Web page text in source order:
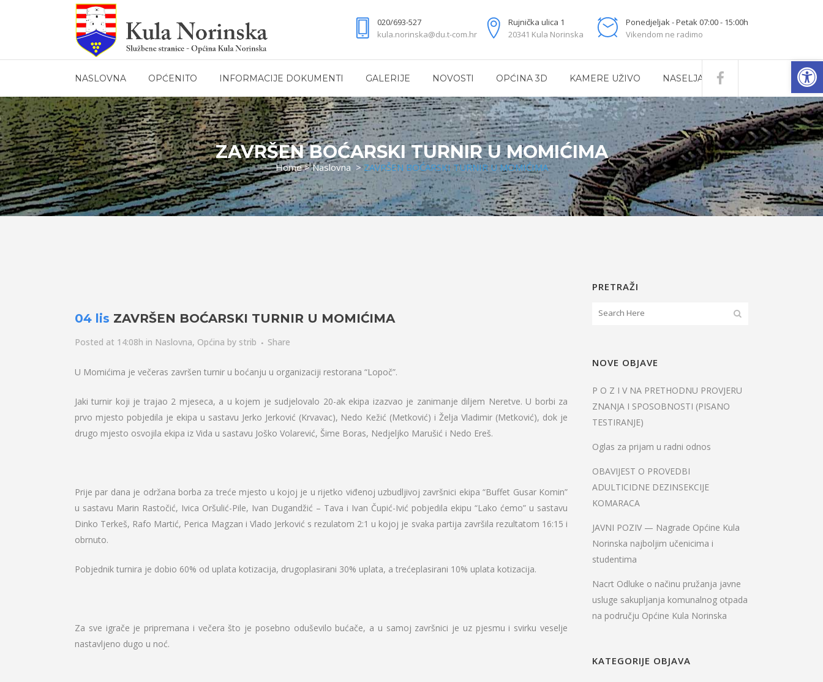
020/693-527
kula.norinska@du.t-com.hr
Rujnička ulica 1
20341 Kula Norinska
Ponedjeljak - Petak 07:00 - 15:00h
Vikendom ne radimo
NASLOVNA OPĆENITO INFORMACIJE DOKUMENTI GALERIJE NOVOSTI OPĆINA 3D KAMERE UŽIVO NASELJA
ZAVRŠEN BOĆARSKI TURNIR U MOMIĆIMA
Home>Naslovna >ZAVRŠEN BOĆARSKI TURNIR U MOMIĆIMA
04 lis ZAVRŠEN BOĆARSKI TURNIR U MOMIĆIMA
Posted at 14:08h in Naslovna, Općina by strib Share
U Momićima je večeras završen turnir u boćanju u organizaciji restorana “Lopoč”.
Jaki turnir koji je trajao 2 mjeseca, a u kojem je sudjelovalo 20-ak ekipa izazvao je zanimanje diljem Neretve. U borbi za
prvo mjesto pobjedila je ekipa u sastavu Jerko Jerković (Krvavac), Nedo Kežić (Metković) i Želja Vladimir (Metković), dok je
drugo mjesto osvojila ekipa iz Vida u sastavu Joško Volarević, Šime Boras, Nedjeljko Marušić i Nedo Ereš.
Prije par dana je održana borba za treće mjesto u kojoj je u rijetko viđenoj uzbudljivoj završnici ekipa “Buffet Gusar Komin”
u sastavu Marin Rastočić, Ivica Oršulić-Pile, Ivan Dugandžić – Tava i Ivan Čupić-Ivić pobjedila ekipu “Lako ćemo” u sastavu
Dinko Terkeš, Rafo Martić, Perica Magzan i Vlado Jerković s rezulatom 2:1 u kojoj je svaka partija završila rezultatom 16:15 i
obrnuto.
Pobjednik turnira je dobio 60% od uplata kotizacija, drugoplasirani 30% uplata, a trećeplasirani 10% uplata kotizacija.
Za sve igrače je pripremana i večera što je posebno oduševilo bućače, a u samoj završnici je uz pjesmu i svirku veselje
nastavljeno dugo u noć.
PRETRAŽI
NOVE OBJAVE
P O Z I V NA PRETHODNU PROVJERU
ZNANJA I SPOSOBNOSTI (PISANO
TESTIRANJE)
Oglas za prijam u radni odnos
OBAVIJEST O PROVEDBI
ADULTICIDNE DEZINSEKCIJE
KOMARACA
JAVNI POZIV — Nagrade Općine Kula
Norinska najboljim učenicima i
studentima
Nacrt Odluke o načinu pružanja javne
usluge sakupljanja komunalnog otpada
na području Općine Kula Norinska
KATEGORIJE OBJAVA